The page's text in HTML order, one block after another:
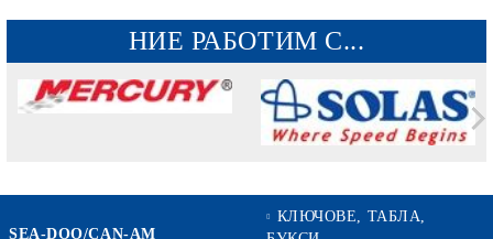
НИЕ РАБОТИМ С...
SEA-DOO/CAN-AM
КЛЮЧОВЕ, ТАБЛА,